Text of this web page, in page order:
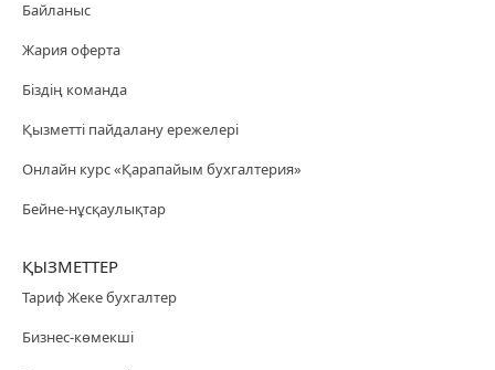
Байланыс
Жария оферта
Біздің команда
Қызметті пайдалану ережелері
Онлайн курс «Қарапайым бухгалтерия»
Бейне-нұсқаулықтар
ҚЫЗМЕТТЕР
Тариф Жеке бухгалтер
Бизнес-көмекші